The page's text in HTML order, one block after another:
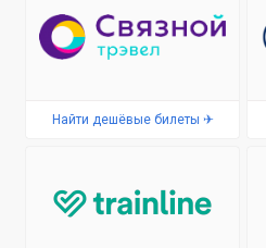
Найти дешёвые билеты ✈